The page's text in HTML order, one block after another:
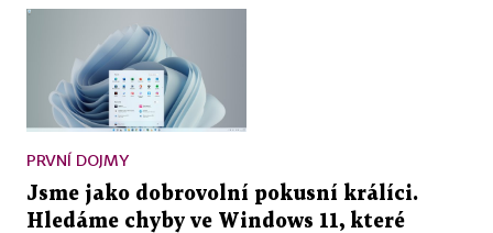
PRVNÍ DOJMY
Jsme jako dobrovolní pokusní králíci.
Hledáme chyby ve Windows 11, které